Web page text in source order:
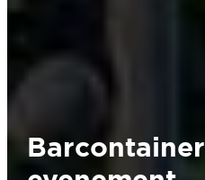
Barcontainer